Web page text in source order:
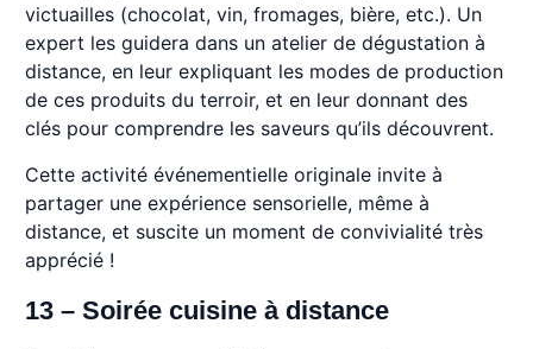
victuailles (chocolat, vin, fromages, bière, etc.). Un
expert les guidera dans un atelier de dégustation à
distance, en leur expliquant les modes de production
de ces produits du terroir, et en leur donnant des
clés pour comprendre les saveurs qu’ils découvrent.
Cette activité événementielle originale invite à
partager une expérience sensorielle, même à
distance, et suscite un moment de convivialité très
apprécié !
13 – Soirée cuisine à distance